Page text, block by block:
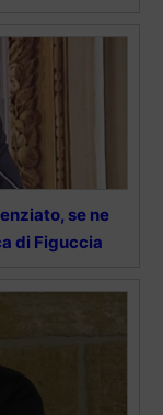
se ne
di Figuccia